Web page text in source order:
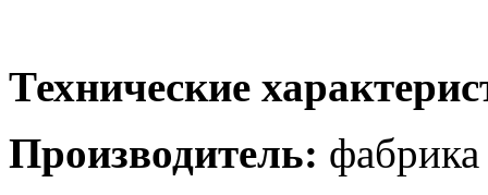
Технические
Производитель: